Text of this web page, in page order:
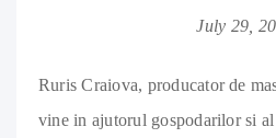
July 29,
Ruris Craiova, producator de
vine in ajutorul gospodarilor si